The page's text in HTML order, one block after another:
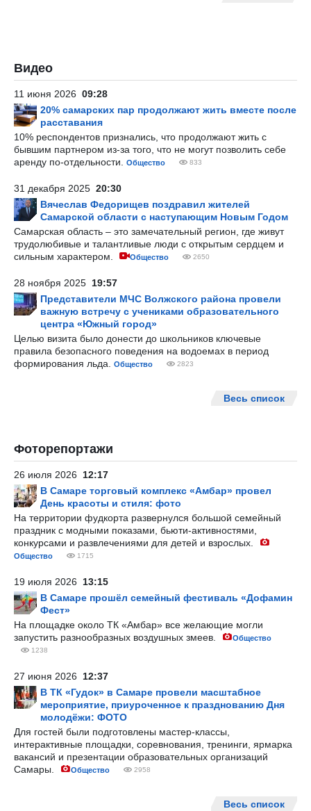
Видео
11 июня 2026 09:28
20% самарских пар продолжают жить вместе после
расставания
10% респондентов признались, что продолжают жить с
бывшим партнером из-за того, что не могут позволить себе
аренду по-отдельности.
Общество 833
31 декабря 2025 20:30
Вячеслав Федорищев поздравил жителей
Самарской области с наступающим Новым Годом
Самарская область – это замечательный регион, где живут
трудолюбивые и талантливые люди с открытым сердцем и
сильным характером.
Общество 2650
28 ноября 2025 19:57
Представители МЧС Волжского района провели
важную встречу с учениками образовательного
центра «Южный город»
Целью визита было донести до школьников ключевые
правила безопасного поведения на водоемах в период
формирования льда.
Общество 2823
Весь список
Фоторепортажи
26 июля 2026 12:17
В Самаре торговый комплекс «Амбар» провел
День красоты и стиля: фото
На территории фудкорта развернулся большой семейный
праздник с модными показами, бьюти-активностями,
конкурсами и развлечениями для детей и взрослых.
Общество 1715
19 июля 2026 13:15
В Самаре прошёл семейный фестиваль «Дофамин
Фест»
На площадке около ТК «Амбар» все желающие могли
запустить разнообразных воздушных змеев.
Общество
1238
27 июня 2026 12:37
В ТК «Гудок» в Самаре провели масштабное
мероприятие, приуроченное к празднованию Дня
молодёжи: ФОТО
Для гостей были подготовлены мастер-классы,
интерактивные площадки, соревнования, тренинги, ярмарка
вакансий и презентации образовательных организаций
Самары.
Общество 2958
Весь список